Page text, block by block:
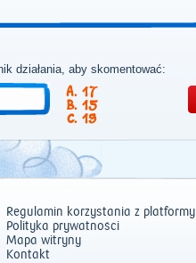
działania, aby skomentować:
17
15
19
Regulamin korzystania z platformy
Polityka prywatności
Mapa witryny
Kontakt